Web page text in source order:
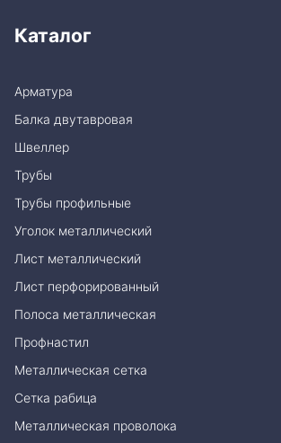
Каталог
Арматура
Балка двутавровая
Швеллер
Трубы
Трубы профильные
Уголок металлический
Лист металлический
Лист перфорированный
Полоса металлическая
Профнастил
Металлическая сетка
Сетка рабица
Металлическая проволока